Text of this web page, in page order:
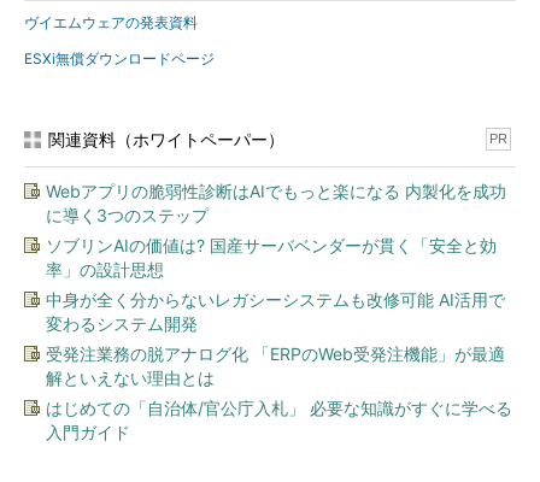
ヴイエムウェアの発表資料
ESXi無償ダウンロードページ
関連資料（ホワイトペーパー） PR
Webアプリの脆弱性診断はAIでもっと楽になる 内製化を成功
に導く3つのステップ
ソブリンAIの価値は? 国産サーバベンダーが貫く「安全と効
率」の設計思想
中身が全く分からないレガシーシステムも改修可能 AI活用で
変わるシステム開発
受発注業務の脱アナログ化 「ERPのWeb受発注機能」が最適
解といえない理由とは
はじめての「自治体/官公庁入札」 必要な知識がすぐに学べる
入門ガイド